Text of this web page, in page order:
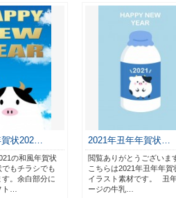
賀状202…
の和風年賀状
もチラシでも
す。余白部分に
ト…
2021年丑年年賀状…
閲覧ありがとうございま
こちらは2021年丑年年賀
イラスト素材です。⠀丑
ージの牛乳…